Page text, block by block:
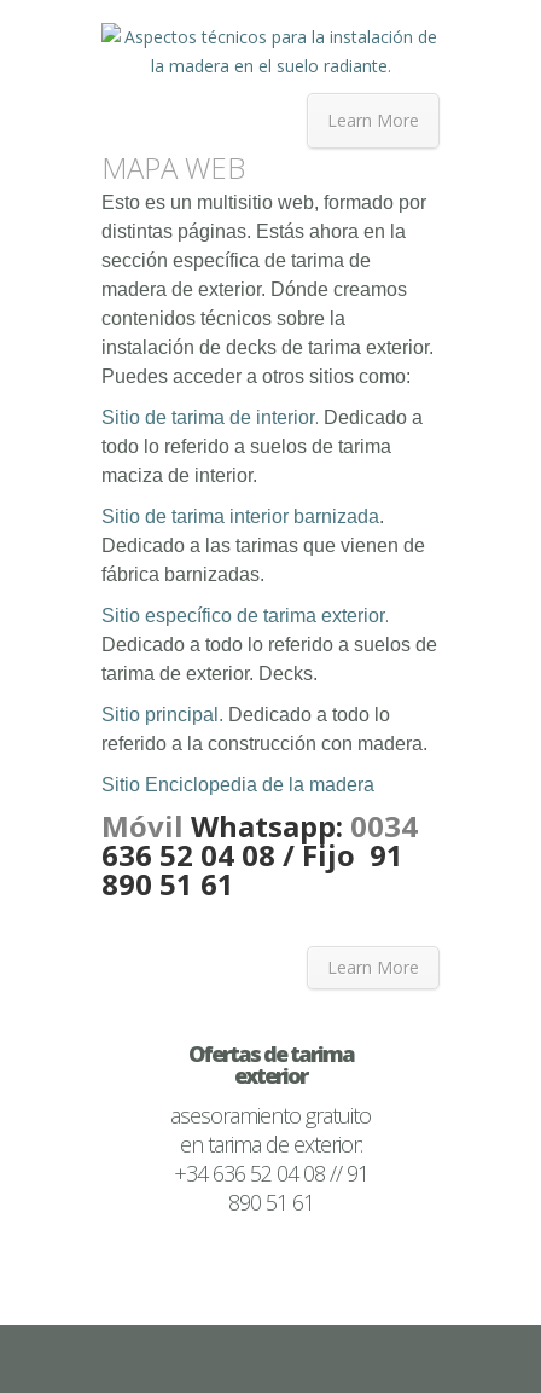
Learn More
MAPA WEB
Esto es un multisitio web, formado por
distintas páginas. Estás ahora en la
sección específica de tarima de
madera de exterior. Dónde creamos
contenidos técnicos sobre la
instalación de decks de tarima exterior.
Puedes acceder a otros sitios como:
Sitio de tarima de interior. Dedicado a
todo lo referido a suelos de tarima
maciza de interior.
Sitio de tarima interior barnizada.
Dedicado a las tarimas que vienen de
fábrica barnizadas.
Sitio específico de tarima exterior.
Dedicado a todo lo referido a suelos de
tarima de exterior. Decks.
Sitio principal. Dedicado a todo lo
referido a la construcción con madera.
Sitio Enciclopedia de la madera
Móvil Whatsapp: 0034
636 52 04 08 / Fijo 91
890 51 61
Learn More
Ofertas de tarima
exterior
asesoramiento gratuito
en tarima de exterior:
+34 636 52 04 08 // 91
890 51 61